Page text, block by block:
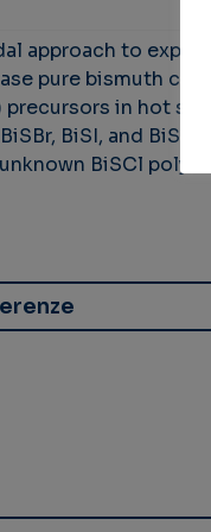
approach to
pure bismuth
precursors in hot
BiSI, and
BiSCl